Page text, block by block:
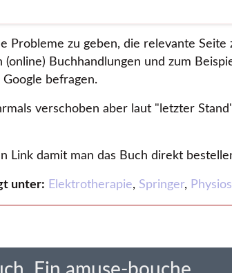
Probleme zu geben, die relevante
Buchhandlungen und zum
Google befragen.
verschoben aber laut letzter Stand
Link damit man das Buch direkt
unter: Elektrotherapie, Springer,